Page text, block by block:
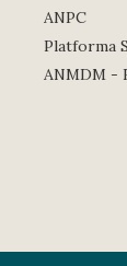
ANPC
Platforma
ANMDM -